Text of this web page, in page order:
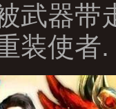
武器带
装使者.